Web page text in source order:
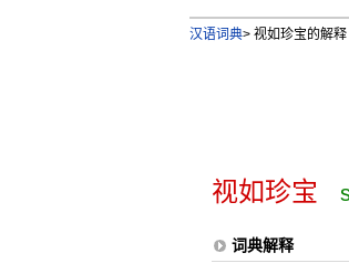
汉语词典>视如珍宝的解释
视如珍宝
词典解释